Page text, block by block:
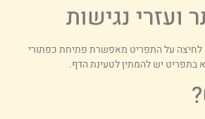
נגישות
על התפריט מאפשרת פתיחת כפתורי
יש להמתין לטעינת הדף.